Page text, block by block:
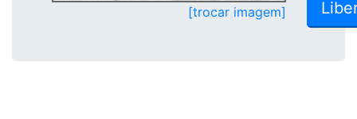
[trocar imagem]